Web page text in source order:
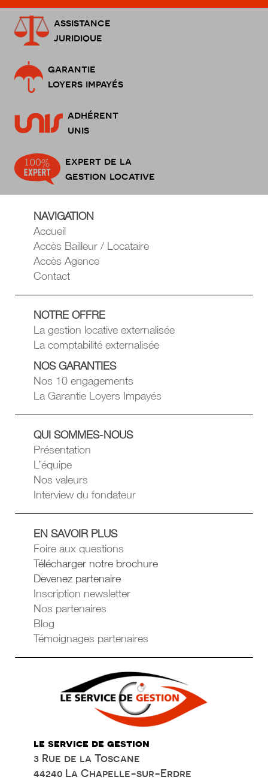
assistance
juridique
garantie
loyers impayés
adhérent
unis
expert de la
gestion locative
NAVIGATION
Accueil
Accès Bailleur / Locataire
Accès Agence
Contact
NOTRE OFFRE
La gestion locative externalisée
La comptabilité externalisée
NOS GARANTIES
Nos 10 engagements
La Garantie Loyers Impayés
QUI SOMMES-NOUS
Présentation
L’équipe
Nos valeurs
Interview du fondateur
EN SAVOIR PLUS
Foire aux questions
Télécharger notre brochure
Devenez partenaire
Inscription newsletter
Nos partenaires
Blog
Témoignages partenaires
le service de gestion
3 Rue de la Toscane
44240 La Chapelle-sur-Erdre